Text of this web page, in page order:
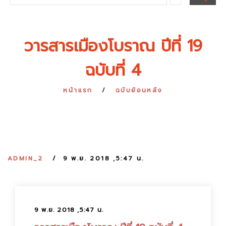
e
E
A
วารสารเมืองโบราณ ปีที่ 19
ฉบับที่ 4
หน้าแรก ฉบับย้อนหลัง
ADMIN_2 9 พ.ย. 2018 ,5:47 น.
9 พ.ย. 2018 ,5:47 น.